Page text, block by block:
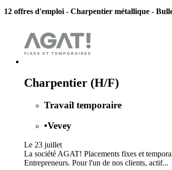
12 offres d'emploi - Charpentier métallique -
Charpentier (H/F)
Travail temporaire
•Vevey
Le 23 juillet
La société AGAT! Placements fixes et
Entrepreneurs. Pour l'un de nos clients, actif...